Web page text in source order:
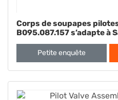
Corps de soupapes
B095.087.157 s’adapte à
Petite enquête